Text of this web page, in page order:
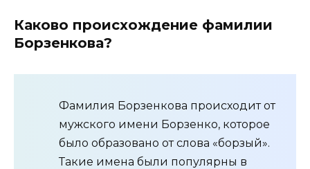
Каково происхождение фамилии
Борзенкова?
Фамилия Борзенкова происходит от
мужского имени Борзенко, которое
было образовано от слова «борзый».
Такие имена были популярны в